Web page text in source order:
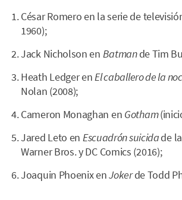
César Romero en la serie de
1960);
Jack Nicholson en Batmande Tim
Heath Ledger enEl caballero de la
Nolan (2008);
Cameron Monaghan en Gotham
Jared Leto en Escuadrón suicidade
Warner Bros. y DC Comics (2016);
Joaquin Phoenix enJokerde Todd